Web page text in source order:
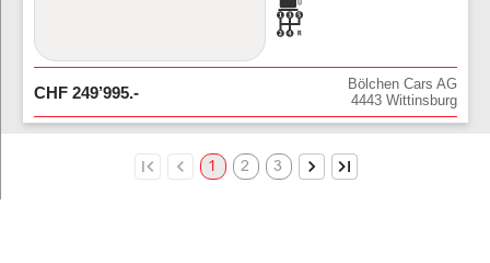
CHF 249’995.-
Bölchen Cars AG
4443 Wittinsburg
1 2 3